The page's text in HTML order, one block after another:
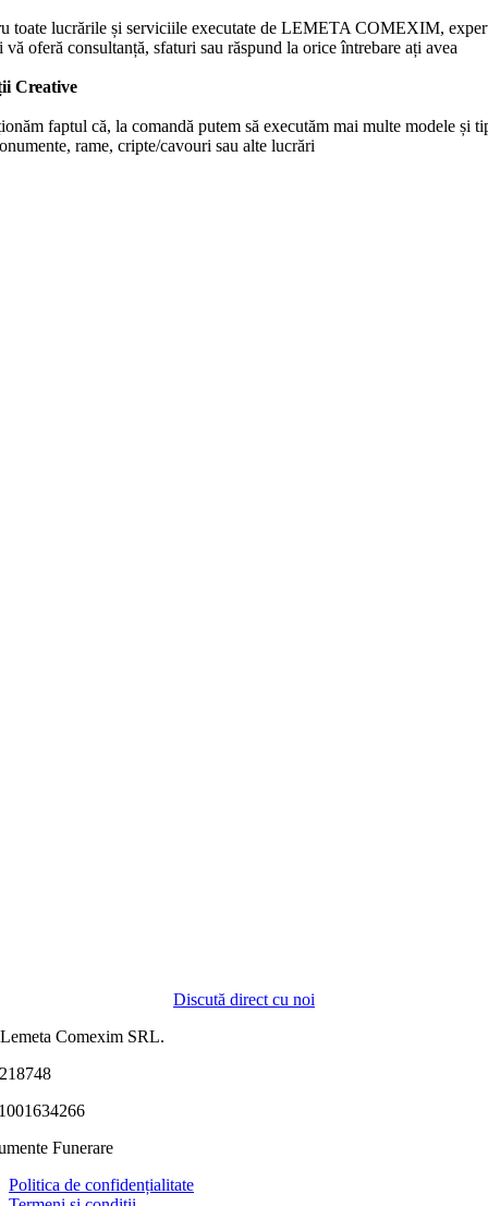
toate lucrările și serviciile executate de LEMETA COMEXIM,
vă oferă consultanță, sfaturi sau răspund la orice întrebare ați avea
Creative
faptul că, la comandă putem să executăm mai multe modele și
rame, cripte/cavouri sau alte lucrări
Discută direct cu noi
Comexim SRL.
Funerare
Politica de confidențialitate